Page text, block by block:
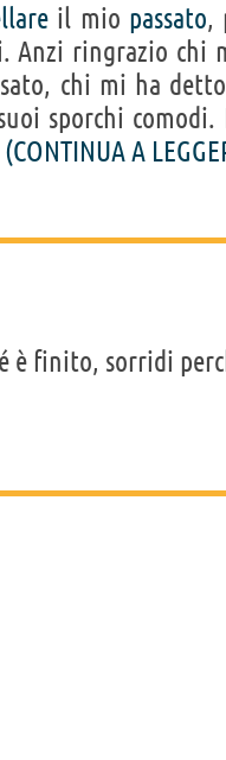
il mio passato,
Anzi ringrazio chi
chi mi ha
sporchi
(CONTINUA A
è finito, sorridi